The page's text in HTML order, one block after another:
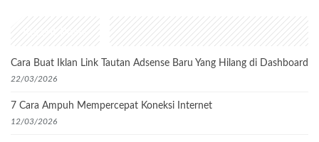
Recent Posts
Cara Buat Iklan Link Tautan Adsense Baru Yang Hilang di Dashboard
22/03/2026
7 Cara Ampuh Mempercepat Koneksi Internet
12/03/2026